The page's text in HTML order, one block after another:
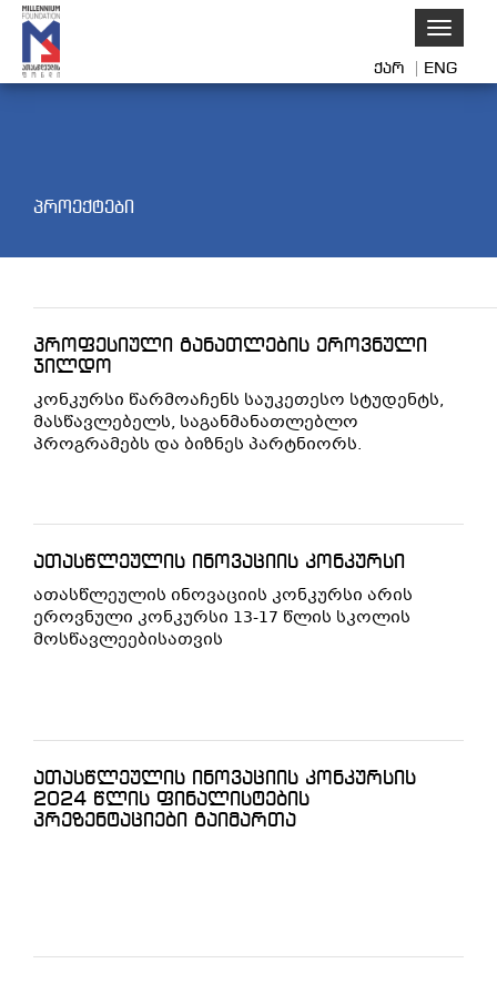
Toggle
ქარ ENG
პროექტები
პროფესიული განათლების ეროვნული
ჯილდო
კონკურსი წარმოაჩენს საუკეთესო სტუდენტს,
მასწავლებელს, საგანმანათლებლო
პროგრამებს და ბიზნეს პარტნიორს.
ათასწლეულის ინოვაციის კონკურსი
ათასწლეულის ინოვაციის კონკურსი არის
ეროვნული კონკურსი 13-17 წლის სკოლის
მოსწავლეებისათვის
ათასწლეულის ინოვაციის კონკურსის
2024 წლის ფინალისტების
პრეზენტაციები გაიმართა